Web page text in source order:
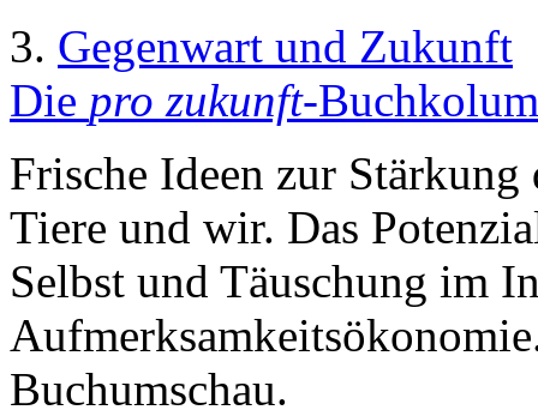
3. Gegenwart und Zukunft
Die pro zukunft-
Frische Ideen zur
Tiere und wir. Das
Selbst und Täuschung im
Buchumschau.